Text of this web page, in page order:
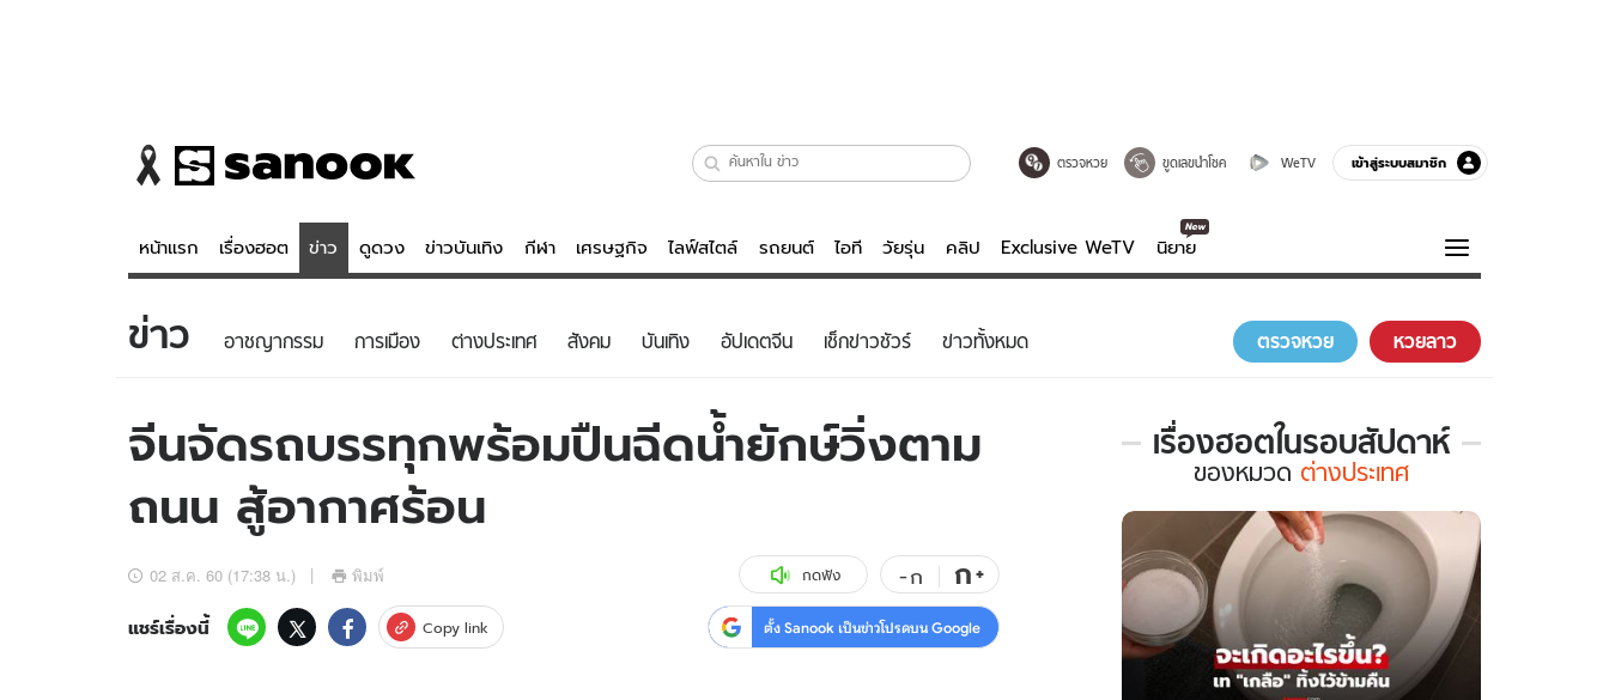
ตรวจหวย ขูดเลขนำโชค WeTV เข้าสู่ระบบสมาชิก
หน้าแรก เรื่องฮอต ข่าว ดูดวง ข่าวบันเทิง กีฬา เศรษฐกิจ ไลฟ์สไตล์ รถยนต์ ไอที วัยรุ่น คลิป Exclusive WeTV นิยาย
ข่าว
ข่าวบันเทิง
ข่าวกีฬา
ข่าวเศรษฐกิจ
อัปเดตจีน
เช็กข่าวชัวร์
ดูดวง - ตรวจหวย
สถิติหวยไทย
หวยลาว
ไลฟ์สไตล์
ผู้ชาย
วัยรุ่น
สุขภาพ
เที่ยว-กิน
Tasteful Thailand
บันเทิงครบรส
เกมส์
ดูทีวี
WeTV
Exclusive WeTV
ความรู้รอบตัว
ฮาวทู
ข่าว อาชญากรรม การเมือง ต่างประเทศ สังคม บันเทิง อัปเดตจีน เช็กข่าวชัวร์ ข่าวทั้งหมด ตรวจหวย หวยลาว
จีนจัดรถบรรทุกพร้อมปืนฉีดน้ำยักษ์วิ่งตาม
ถนน สู้อากาศร้อน
02 ส.ค. 60 (17:38 น.) พิมพ์ กดฟัง -ก ก+
แชร์เรื่องนี้ Copy link ตั้ง Sanook เป็นข่าวโปรดบน Google
เรื่องฮอตในรอบสัปดาห์
เรื่อง
ใน
รอบ
สัปดาห์
ของ
ต่าง
ประเทศ
ของหมวด ต่างประเทศ